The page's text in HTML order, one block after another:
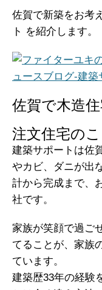
佐賀で新築をお考
ト を紹介します。
佐賀で木造
注文住宅の
建築サポートは佐
やカビ、ダニが出
計から完成まで、
社です。
家族が笑顔で過ご
てることが、家族
ています。
建築歴33年の経験